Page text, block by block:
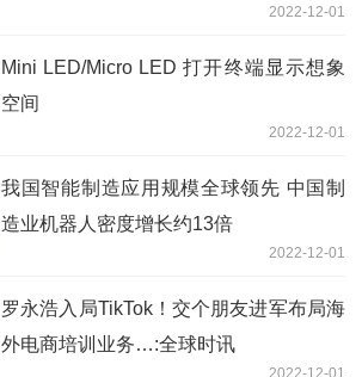
2022-12-01
Mini LED/Micro LED 打开终端显示想象
空间
2022-12-01
我国智能制造应用规模全球领先 中国制
造业机器人密度增长约13倍
2022-12-01
罗永浩入局TikTok！交个朋友进军布局海
外电商培训业务…:全球时讯